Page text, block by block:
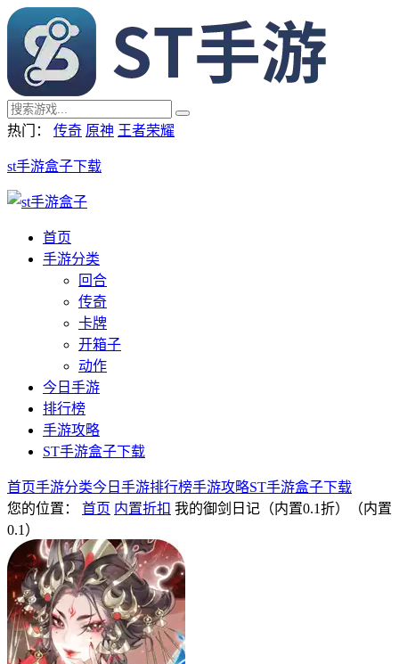
热门： 传奇 原神 王者荣耀
st手游盒子下载
首页
手游分类
回合
传奇
卡牌
开箱子
动作
今日手游
排行榜
手游攻略
ST手游盒子下载
首页手游分类今日手游排行榜手游攻略ST手游盒子下载
您的位置：
首页 内置折扣 我的御剑日记（内置0.1折）（内置
0.1）